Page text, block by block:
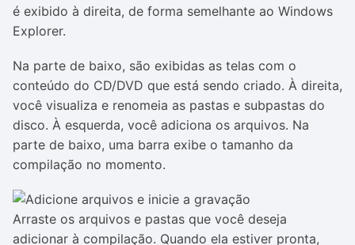
é exibido à direita, de forma semelhante ao Windows
Explorer.
Na parte de baixo, são exibidas as telas com o
conteúdo do CD/DVD que está sendo criado. À direita,
você visualiza e renomeia as pastas e subpastas do
disco. À esquerda, você adiciona os arquivos. Na
parte de baixo, uma barra exibe o tamanho da
compilação no momento.
Arraste os arquivos e pastas que você deseja
adicionar à compilação. Quando ela estiver pronta,